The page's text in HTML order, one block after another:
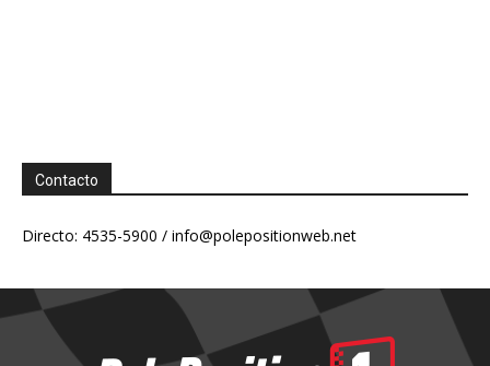
Contacto
Directo: 4535-5900 / info@polepositionweb.net